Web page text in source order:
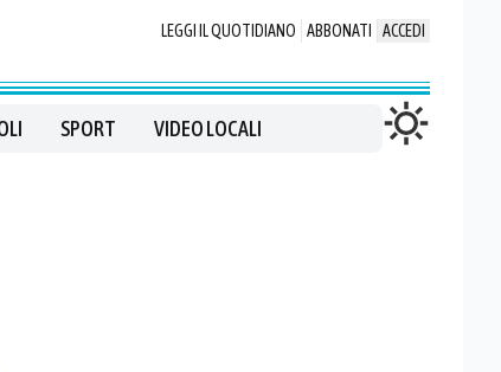
LEGGI IL QUOTIDIANO ABBONATI ACCEDI
SPORT VIDEO LOCALI